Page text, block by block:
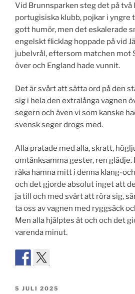
Vid Brunnsparken steg det på två
portugisiska klubb, pojkar i yngre
gott humör, men det eskalerade
engelskt flicklag hoppade på vid
jubelvrål, eftersom matchen mot
över och England hade vunnit.
Det är svårt att sätta ord på den
sig i hela den extralånga vagnen
segern och även vi som kanske
svensk seger drogs med.
Alla pratade med alla, skratt,
omtänksamma gester, ren
råka hamna mitt i denna klang-
och det gjorde absolut inget att
ja till och med svårt att röra sig,
ta oss av vagnen med ryggsäck
Men alla hjälptes åt och och det
varenda minut.
PUBLICERAT
5 JULI 2025